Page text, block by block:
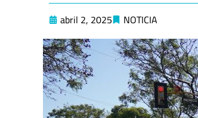
abril 2, 2025 NOTICIA